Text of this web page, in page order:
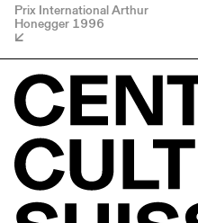
Prix International Arthur
Honegger 1996